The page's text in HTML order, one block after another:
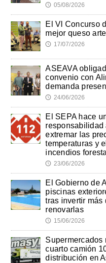
🕔 05/08/2026
El VI Concurso
mejor queso
🕔 17/07/2026
ASEAVA
convenio con
demanda
🕔 24/06/2026
El SEPA hace
responsabilidad
extremar las
temperaturas y
incendios
🕔 23/06/2026
El Gobierno de
piscinas
tras invertir más
renovarlas
🕔 15/06/2026
Supermercados
cuarto camión
distribución en